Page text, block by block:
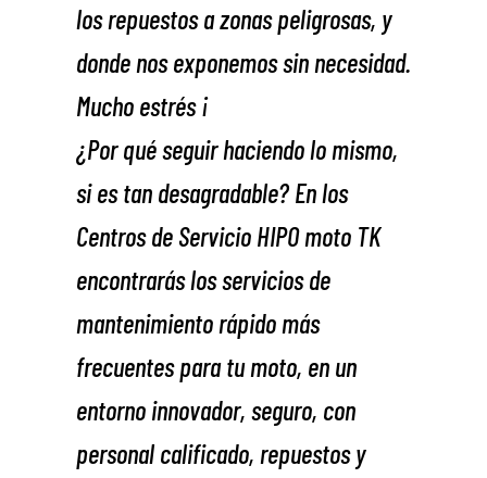
los repuestos a zonas peligrosas, y
donde nos exponemos sin necesidad.
Mucho estrés ¡
¿Por qué seguir haciendo lo mismo,
si es tan desagradable? En los
Centros de Servicio HIPO moto TK
encontrarás los servicios de
mantenimiento rápido más
frecuentes para tu moto, en un
entorno innovador, seguro, con
personal calificado, repuestos y